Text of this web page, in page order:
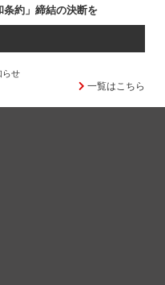
約」締結の決断を
らせ
一覧はこちら